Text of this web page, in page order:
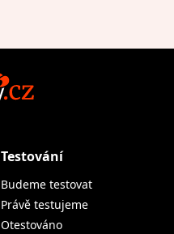
Testování
Budeme testovat
Právě testujeme
Otestováno